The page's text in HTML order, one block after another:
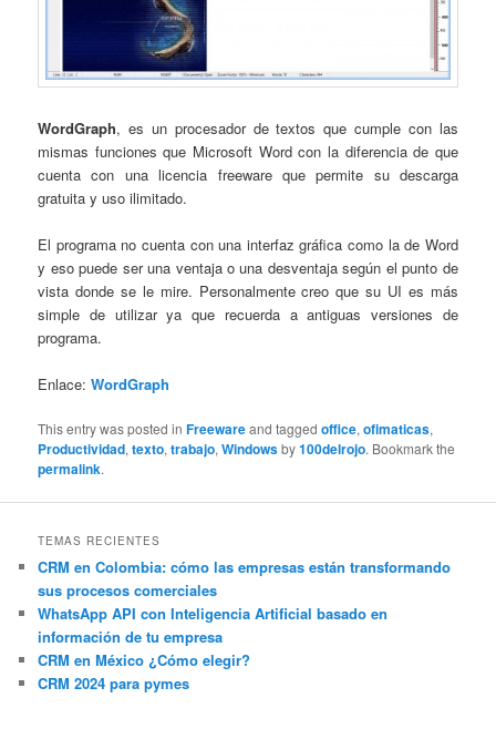
WordGraph, es un procesador de textos que cumple con las
mismas funciones que Microsoft Word con la diferencia de que
cuenta con una licencia freeware que permite su descarga
gratuita y uso ilimitado.
El programa no cuenta con una interfaz gráfica como la de Word
y eso puede ser una ventaja o una desventaja según el punto de
vista donde se le mire. Personalmente creo que su UI es más
simple de utilizar ya que recuerda a antiguas versiones de
programa.
Enlace:WordGraph
This entry was posted inFreewareand taggedoffice,ofimaticas,
Productividad,texto,trabajo,Windowsby100delrojo. Bookmark the
permalink.
TEMAS RECIENTES
CRM en Colombia: cómo las empresas están transformando
sus procesos comerciales
WhatsApp API con Inteligencia Artificial basado en
información de tu empresa
CRM en México ¿Cómo elegir?
CRM 2024 para pymes